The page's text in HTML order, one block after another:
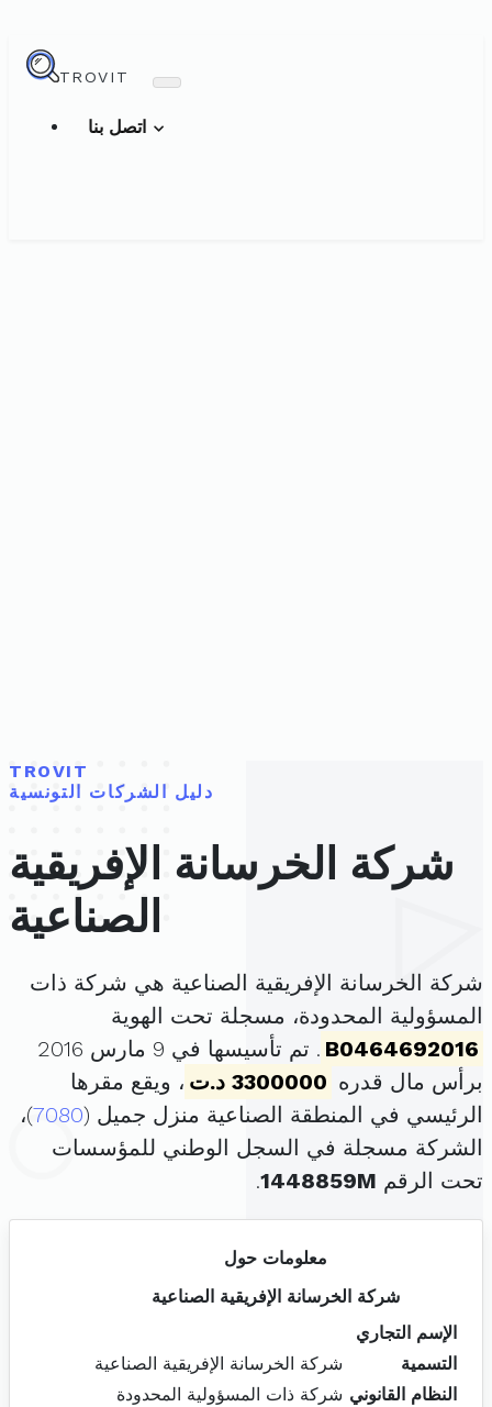
TROVIT
TROVIT
دليل الشركات التونسية
شركة الخرسانة الإفريقية
الصناعية
شركة الخرسانة الإفريقية الصناعية هي شركة ذات
المسؤولية المحدودة، مسجلة تحت الهوية
B0464692016
. تم تأسيسها في 9 مارس 2016
برأس مال قدره 3300000 د.ت
، ويقع مقرها
الرئيسي في المنطقة الصناعية منزل جميل (7080)،
الشركة مسجلة في السجل الوطني للمؤسسات
تحت الرقم 1448859M
.
معلومات حول
شركة الخرسانة الإفريقية الصناعية
الإسم التجاري
التسمية
شركة الخرسانة الإفريقية الصناعية
النظام القانوني شركة ذات المسؤولية المحدودة